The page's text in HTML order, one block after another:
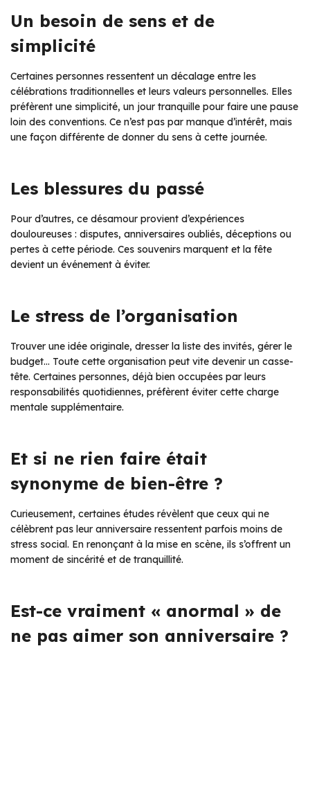
Un besoin de sens et de
simplicité
Certaines personnes ressentent un décalage entre les
célébrations traditionnelles et leurs valeurs personnelles. Elles
préfèrent une simplicité, un jour tranquille pour faire une pause
loin des conventions. Ce n’est pas par manque d’intérêt, mais
une façon différente de donner du sens à cette journée.
Les blessures du passé
Pour d’autres, ce désamour provient d’expériences
douloureuses : disputes, anniversaires oubliés, déceptions ou
pertes à cette période. Ces souvenirs marquent et la fête
devient un événement à éviter.
Le stress de l’organisation
Trouver une idée originale, dresser la liste des invités, gérer le
budget… Toute cette organisation peut vite devenir un casse-
tête. Certaines personnes, déjà bien occupées par leurs
responsabilités quotidiennes, préfèrent éviter cette charge
mentale supplémentaire.
Et si ne rien faire était
synonyme de bien-être ?
Curieusement, certaines études révèlent que ceux qui ne
célèbrent pas leur anniversaire ressentent parfois moins de
stress social. En renonçant à la mise en scène, ils s’offrent un
moment de sincérité et de tranquillité.
Est-ce vraiment « anormal » de
ne pas aimer son anniversaire ?